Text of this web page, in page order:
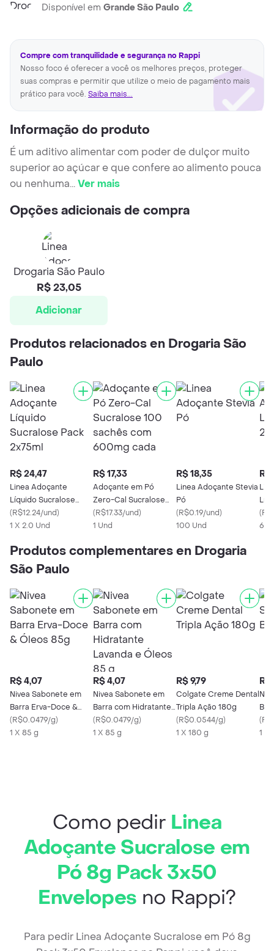
Disponível em Grande São Paulo
Compre com tranquilidade e segurança no Rappi
Nosso foco é oferecer a você os melhores preços, proteger
suas compras e permitir que utilize o meio de pagamento mais
prático para você. Saiba mais...
Informação do produto
É um aditivo alimentar com poder de dulçor muito
superior ao açúcar e que confere ao alimento pouca
ou nenhuma...Ver mais
Opções adicionais de compra
Drogaria São Paulo
R$ 23,05
Adicionar
Produtos relacionados en Drogaria São
Paulo
R$ 24,47
Linea Adoçante
Líquido Sucralose
Pack 2x75ml
(R$12.24/und)
1 X 2.0 Und
R$ 17,33
Adoçante em Pó
Zero-Cal Sucralose
100 sachês com
600mg cada
(R$17.33/und)
1 Und
R$ 18,35
Linea Adoçante Stevia
Pó
(R$0.19/und)
100 Und
R$
(
60
Produtos complementares en Drogaria
São Paulo
R$ 4,07
Nivea Sabonete em
Barra Erva-Doce &
Óleos 85g
(R$0.0479/g)
1 X 85 g
R$ 4,07
Nivea Sabonete em
Barra com Hidratante
Lavanda e Óleos 85 g
(R$0.0479/g)
1 X 85 g
R$ 9,79
Colgate Creme Dental
Tripla Ação 180g
(R$0.0544/g)
1 X 180 g
R$
(
1 X
Como pedir Linea
Adoçante Sucralose em
Pó 8g Pack 3x50
Envelopes no Rappi?
Para pedir Linea Adoçante Sucralose em Pó 8g